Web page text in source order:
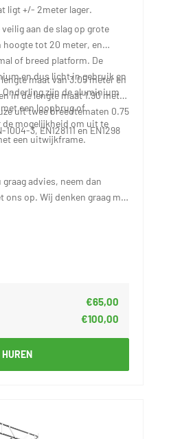
ligt +/- 2meter lager.
aan de slag op grote
hoogte tot 20 meter, en
of breed platform. De
en dus licht in gebruik en
zijn de aluminium
een loopbrug of
mogelijkheid om uit te
een uitwijkframe.
maat van 3.05 meter en
in de lengte maat 1.90 meter
uit twee breedtematen 0.75
3, EN128111 en EN1298
advies, neem dan
ons op. Wij denken graag met
€65,00
€100,00
HUREN